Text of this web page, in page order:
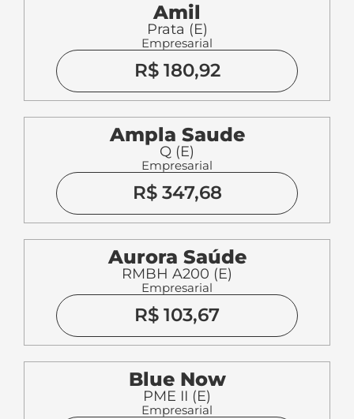
Amil
Prata (E)
Empresarial
R$ 180,92
Ampla Saude
Q (E)
Empresarial
R$ 347,68
Aurora Saúde
RMBH A200 (E)
Empresarial
R$ 103,67
Blue Now
PME II (E)
Empresarial